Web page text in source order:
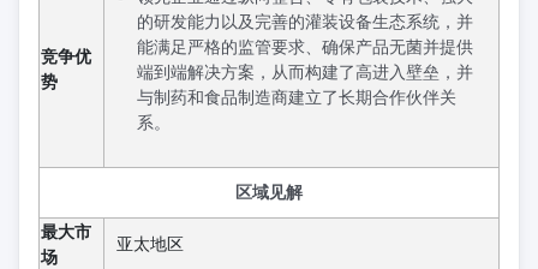
竞争优
势
的研发能力以及完善的灌装设备生态系统，并
能满足严格的监管要求、确保产品无菌并提供
端到端解决方案，从而构建了高进入壁垒，并
与制药和食品制造商建立了长期合作伙伴关
系。
区域见解
最大市
场
亚太地区